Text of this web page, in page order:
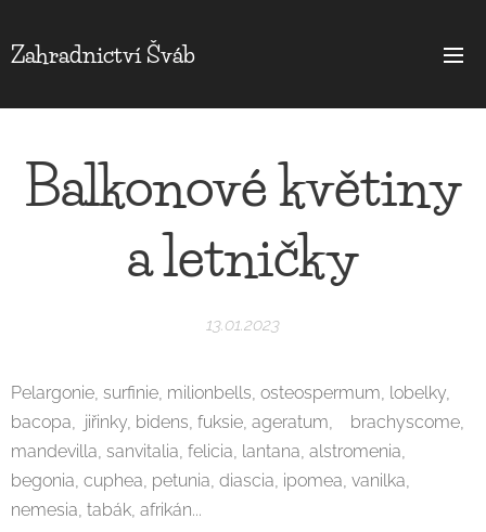
Zahradnictví Šváb
Balkonové květiny
a letničky
13.01.2023
Pelargonie, surfinie, milionbells, osteospermum, lobelky,
bacopa, jiřinky, bidens, fuksie, ageratum, brachyscome,
mandevilla, sanvitalia, felicia, lantana, alstromenia,
begonia, cuphea, petunia, diascia, ipomea, vanilka,
nemesia, tabák, afrikán...